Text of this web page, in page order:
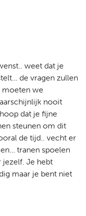
weet dat je
de vragen zullen
moeten we
nooit
dat je fijne
steunen om dit
de tijd.. vecht er
tranen spoelen
Je hebt
maar je bent niet